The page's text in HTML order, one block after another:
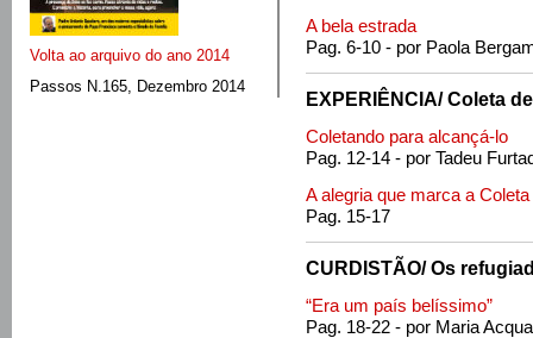
Volta ao arquivo do ano 2014
Passos N.165, Dezembro 2014
A bela estrada
Pag. 6-10 - por Paola
EXPERIÊNCIA/ Coleta
Coletando para alcançá-lo
Pag. 12-14 - por Tadeu
A alegria que marca a Coleta
Pag. 15-17
CURDISTÃO/ Os
“Era um país belíssimo”
Pag. 18-22 - por Maria